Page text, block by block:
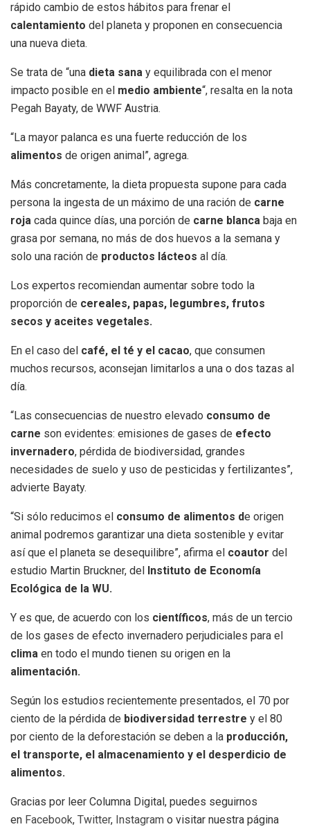
rápido cambio de estos hábitos para frenar el
calentamiento del planeta y proponen en consecuencia
una nueva dieta.
Se trata de “una dieta sana y equilibrada con el menor
impacto posible en el medio ambiente“, resalta en la nota
Pegah Bayaty, de WWF Austria.
“La mayor palanca es una fuerte reducción de los
alimentos de origen animal”, agrega.
Más concretamente, la dieta propuesta supone para cada
persona la ingesta de un máximo de una ración de carne
roja cada quince días, una porción de carne blanca baja en
grasa por semana, no más de dos huevos a la semana y
solo una ración de productos lácteos al día.
Los expertos recomiendan aumentar sobre todo la
proporción de cereales, papas, legumbres, frutos
secos y aceites vegetales.
En el caso del café, el té y el cacao, que consumen
muchos recursos, aconsejan limitarlos a una o dos tazas al
día.
“Las consecuencias de nuestro elevado consumo de
carne son evidentes: emisiones de gases de efecto
invernadero, pérdida de biodiversidad, grandes
necesidades de suelo y uso de pesticidas y fertilizantes”,
advierte Bayaty.
“Si sólo reducimos el consumo de alimentos de origen
animal podremos garantizar una dieta sostenible y evitar
así que el planeta se desequilibre”, afirma el coautor del
estudio Martin Bruckner, del
Instituto de Economía
Ecológica de la WU.
Y es que, de acuerdo con los científicos, más de un tercio
de los gases de efecto invernadero perjudiciales para el
clima en todo el mundo tienen su origen en la
alimentación.
Según los estudios recientemente presentados, el 70 por
ciento de la pérdida de biodiversidad terrestre y el 80
por ciento de la deforestación se deben a la producción,
el transporte, el almacenamiento y el desperdicio de
alimentos.
Gracias por leer Columna Digital, puedes seguirnos
en Facebook, Twitter, Instagram o visitar nuestra página